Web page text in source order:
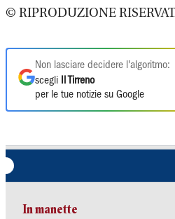
© RIPRODUZIONE
Non lasciare decidere l'algoritmo:
scegli
Il Tirreno
per le tue notizie su Google
In manette